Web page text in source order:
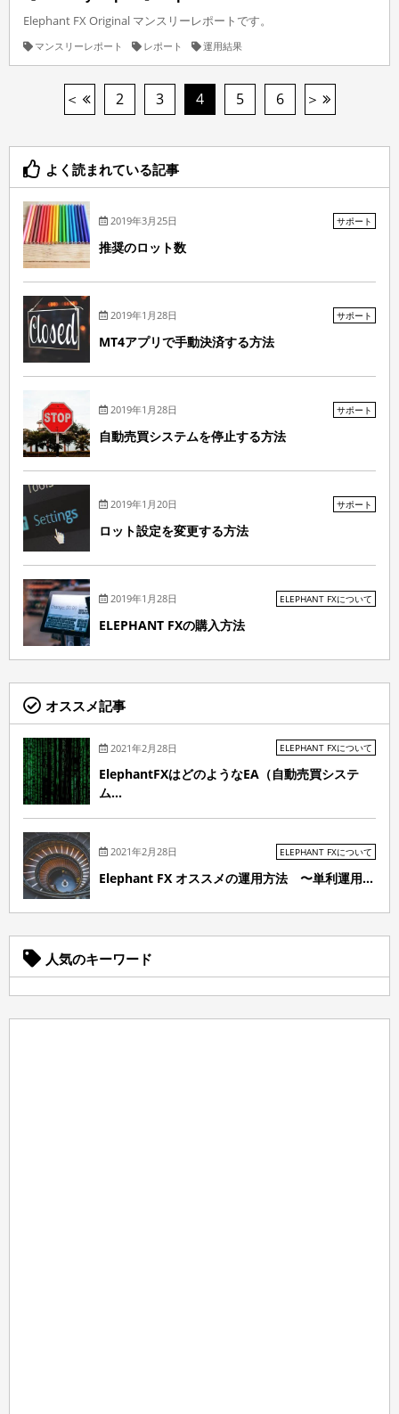
Elephant FX Original マンスリーレポートです。
マンスリーレポート レポート 運用結果
2 3 4 5 6
よく読まれている記事
2019年3月25日 サポート
推奨のロット数
2019年1月28日 サポート
MT4アプリで手動決済する方法
2019年1月28日 サポート
自動売買システムを停止する方法
2019年1月20日 サポート
ロット設定を変更する方法
2019年1月28日 ELEPHANT FXについて
ELEPHANT FXの購入方法
オススメ記事
2021年2月28日 ELEPHANT FXについて
ElephantFXはどのようなEA（自動売買システ
ム...
2021年2月28日 ELEPHANT FXについて
Elephant FX オススメの運用方法 〜単利運用...
人気のキーワード